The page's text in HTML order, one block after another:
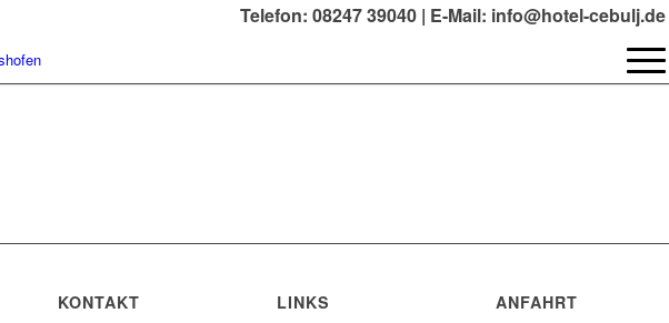
Telefon: 08247 39040 | E-Mail: info@hotel-cebulj.de
KONTAKT LINKS ANFAHRT